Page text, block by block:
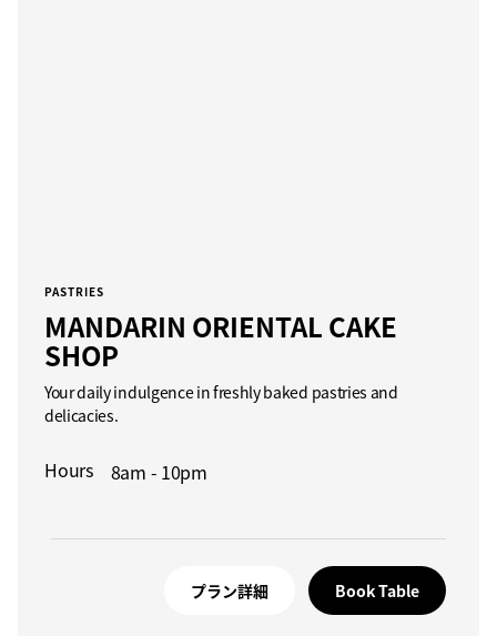
PASTRIES
MANDARIN ORIENTAL CAKE
SHOP
Your daily indulgence in freshly baked pastries and
delicacies.
Hours 8am - 10pm
プラン詳細 Book Table